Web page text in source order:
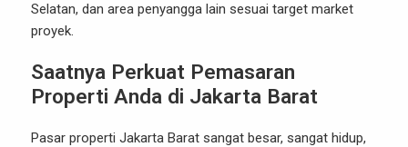
Selatan, dan area penyangga lain sesuai target market
proyek.
Saatnya Perkuat Pemasaran
Properti Anda di Jakarta Barat
Pasar properti Jakarta Barat sangat besar, sangat hidup,